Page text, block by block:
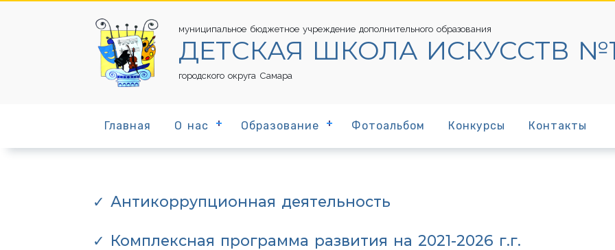
муниципальное бюджетное учреждение дополнительного образования
ДЕТСКАЯ ШКОЛА ИСКУССТВ
городского округа Самара
Главная О нас Образование Фотоальбом Конкурсы Контакты
✓ Антикоррупционная деятельность
✓ Комплексная программа развития на 2021-2026 г.г.